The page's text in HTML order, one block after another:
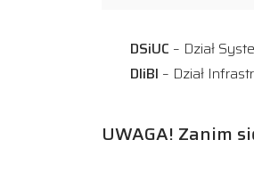
DSiUC – Dział
DIiBI – Dział
UWAGA! Zanim